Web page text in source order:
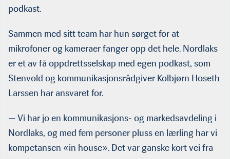
podkast.
Sammen med sitt team har hun sørget for at
mikrofoner og kameraer fanger opp det hele. Nordlaks
er et av få oppdrettsselskap med egen podkast, som
Stenvold og kommunikasjonsrådgiver Kolbjørn Hoseth
Larssen har ansvaret for.
— Vi har jo en kommunikasjons- og markedsavdeling i
Nordlaks, og med fem personer pluss en lærling har vi
kompetansen «in house». Det var ganske kort vei fra